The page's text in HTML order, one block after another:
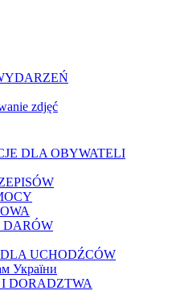
zdjęć
DLA OBYWATELI
DARÓW
UCHODŹCÓW
України
DORADZTWA